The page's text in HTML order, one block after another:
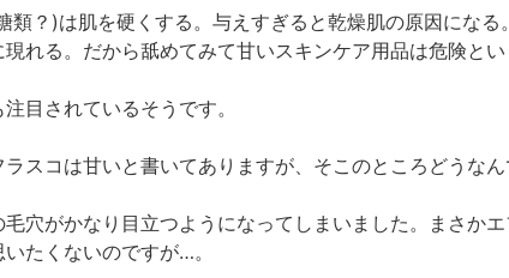
類？)は肌を硬くする。与えすぎると乾燥肌の原因にな
現れる。だから舐めてみて甘いスキンケア用品は危険と
目されているそうです。
ラスコは甘いと書いてありますが、そこのところどうなん
毛穴がかなり目立つようになってしまいました。まさか
たくないのですが…。